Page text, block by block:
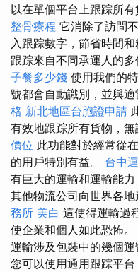
以在單個平台上跟踪所
整骨療程 它消除了訪問
入跟踪數字，節省時間
跟踪來自不同承運人的多
子餐多少錢 使用我們的
號都會自動識別，並與
格 新北地區台胞證申請
有效地跟踪所有貨物，無
價位 此功能對於經常從
的用戶特別有益。 台中
有巨大的運輸和運輸能
其他物流公司向世界各地
務所 美白 這使得運輸過
使企業和個人如此恐怖
運輸涉及包裝中的幾個運
您可以使用通用跟踪平